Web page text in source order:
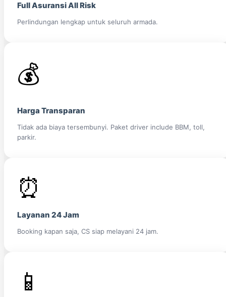
Full Asuransi All Risk
Perlindungan lengkap untuk seluruh armada.
💰
Harga Transparan
Tidak ada biaya tersembunyi. Paket driver include BBM, toll,
parkir.
⏰
Layanan 24 Jam
Booking kapan saja, CS siap melayani 24 jam.
📱